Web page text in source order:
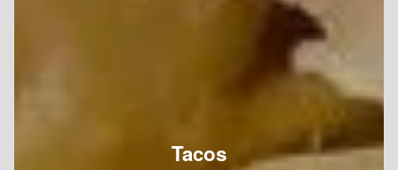
Tacos